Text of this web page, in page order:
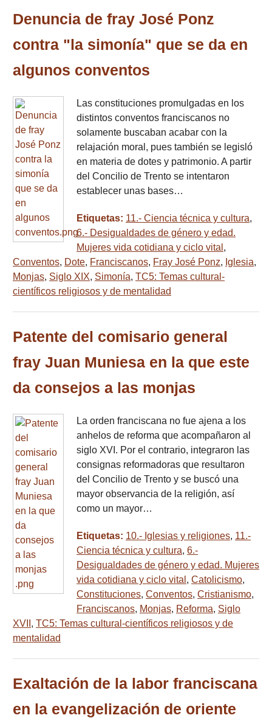
Denuncia de fray José Ponz
contra "la simonía" que se da en
algunos conventos
Las constituciones promulgadas en los
distintos conventos franciscanos no
solamente buscaban acabar con la
relajación moral, pues también se legisló
en materia de dotes y patrimonio. A partir
del Concilio de Trento se intentaron
establecer unas bases…
Etiquetas: 11.- Ciencia técnica y cultura,
6.- Desigualdades de género y edad.
Mujeres vida cotidiana y ciclo vital ,
Conventos, Dote, Franciscanos, Fray José Ponz, Iglesia,
Monjas, Siglo XIX, Simonía, TC5: Temas cultural-
científicos religiosos y de mentalidad
Patente del comisario general
fray Juan Muniesa en la que este
da consejos a las monjas
La orden franciscana no fue ajena a los
anhelos de reforma que acompañaron al
siglo XVI. Por el contrario, integraron las
consignas reformadoras que resultaron
del Concilio de Trento y se buscó una
mayor observancia de la religión, así
como un mayor…
Etiquetas: 10.- Iglesias y religiones, 11.-
Ciencia técnica y cultura, 6.-
Desigualdades de género y edad. Mujeres
vida cotidiana y ciclo vital , Catolicismo,
Constituciones, Conventos, Cristianismo,
Franciscanos, Monjas, Reforma, Siglo
XVII , TC5: Temas cultural-científicos religiosos y de
mentalidad
Exaltación de la labor franciscana
en la evangelización de oriente